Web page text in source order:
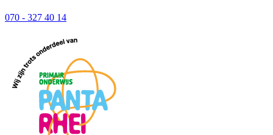
070 - 327 40 14